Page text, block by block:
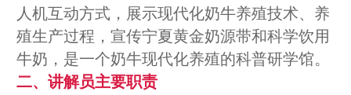
人机互动方式，展示现代化奶牛养殖技术、养
殖生产过程，宣传宁夏黄金奶源带和科学饮用
牛奶，是一个奶牛现代化养殖的科普研学馆。
二、讲解员主要职责